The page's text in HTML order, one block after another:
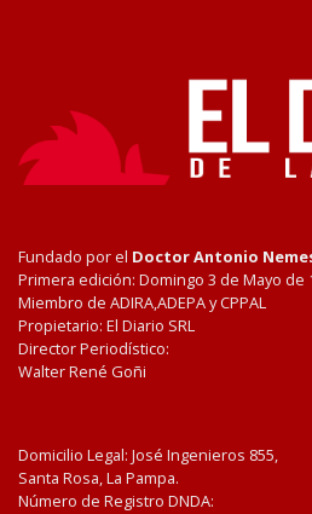
Fundado por el Doctor Antonio
Primera edición: Domingo 3 de Mayo de
Miembro de ADIRA,ADEPA y CPPAL
Propietario: El Diario SRL
Director Periodístico:
Walter René Goñi
Domicilio Legal: José Ingenieros 855,
Santa Rosa, La Pampa.
Número de Registro DNDA: